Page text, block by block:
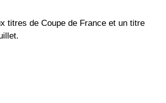
titres de Coupe de France et un titre